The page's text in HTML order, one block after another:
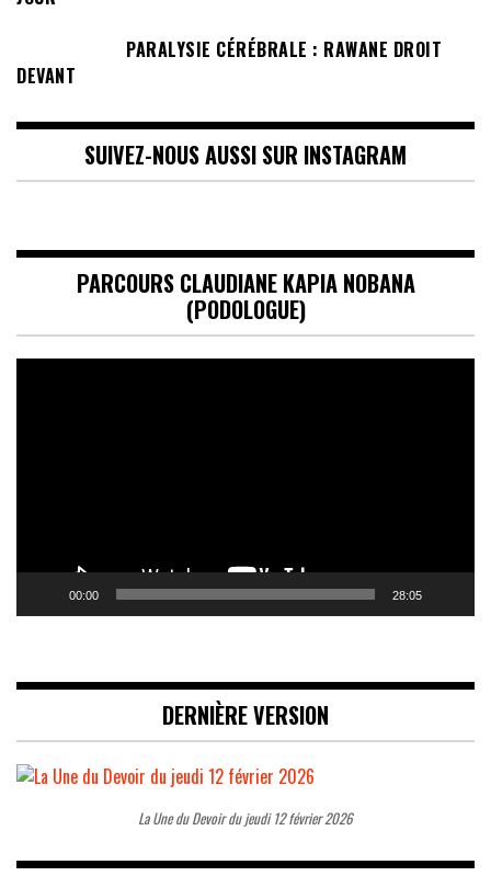
PARALYSIE CÉRÉBRALE : RAWANE DROIT
DEVANT
SUIVEZ-NOUS AUSSI SUR INSTAGRAM
PARCOURS CLAUDIANE KAPIA NOBANA
(PODOLOGUE)
00:00 28:05
DERNIÈRE VERSION
La Une du Devoir du jeudi 12 février 2026